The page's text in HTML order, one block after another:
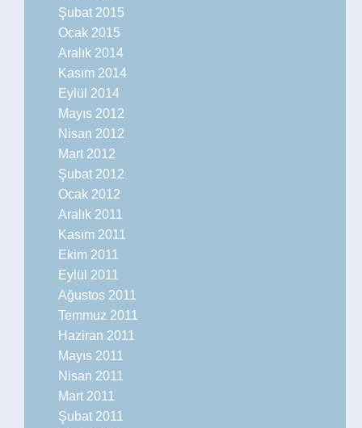
Şubat 2015
Ocak 2015
Aralık 2014
Kasım 2014
Eylül 2014
Mayıs 2012
Nisan 2012
Mart 2012
Şubat 2012
Ocak 2012
Aralık 2011
Kasım 2011
Ekim 2011
Eylül 2011
Ağustos 2011
Temmuz 2011
Haziran 2011
Mayıs 2011
Nisan 2011
Mart 2011
Şubat 2011